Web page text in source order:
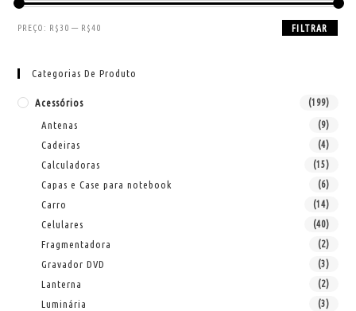
FILTRAR
PREÇO: R$30 — R$40
Categorias De Produto
Acessórios (199)
Antenas (9)
Cadeiras (4)
Calculadoras (15)
Capas e Case para notebook (6)
Carro (14)
Celulares (40)
Fragmentadora (2)
Gravador DVD (3)
Lanterna (2)
Luminária (3)